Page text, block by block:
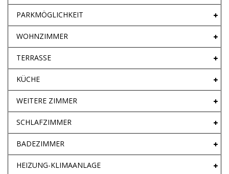
PARKMÖGLICHKEIT
WOHNZIMMER
TERRASSE
KÜCHE
WEITERE ZIMMER
SCHLAFZIMMER
BADEZIMMER
HEIZUNG-KLIMAANLAGE